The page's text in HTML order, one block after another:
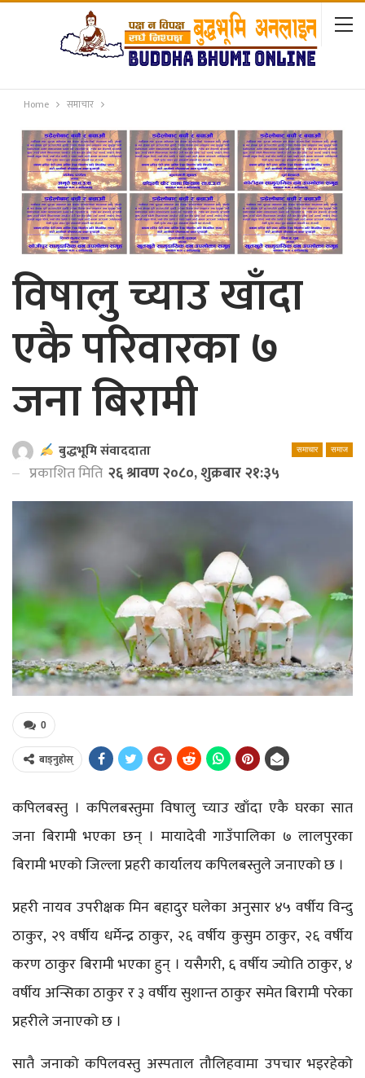
Home समाचार
विषालु च्याउ खाँदा
एकै परिवारका ७
जना बिरामी
समाचार समाज
बुद्धभूमि संवाददाता
प्रकाशित मिति २६ श्रावण २०८०, शुक्रबार २१:३५
0
बाड्नुहोस्
कपिलबस्तु । कपिलबस्तुमा विषालु च्याउ खाँदा एकै घरका सात
जना बिरामी भएका छन् । मायादेवी गाउँपालिका ७ लालपुरका
बिरामी भएको जिल्ला प्रहरी कार्यालय कपिलबस्तुले जनाएको छ ।
प्रहरी नायव उपरीक्षक मिन बहादुर घलेका अनुसार ४५ वर्षीय विन्दु
ठाकुर, २९ वर्षीय धर्मेन्द्र ठाकुर, २६ वर्षीय कुसुम ठाकुर, २६ वर्षीय
करण ठाकुर बिरामी भएका हुन् । यसैगरी, ६ वर्षीय ज्योति ठाकुर, ४
वर्षीय अन्सिका ठाकुर र ३ वर्षीय सुशान्त ठाकुर समेत बिरामी परेका
प्रहरीले जनाएको छ ।
सातै जनाको कपिलवस्तु अस्पताल तौलिहवामा उपचार भइरहेको